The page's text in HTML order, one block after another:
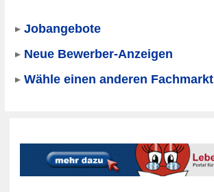
Jobangebote
Neue Bewerber-Anzeigen
Wähle einen anderen Fachmarkt